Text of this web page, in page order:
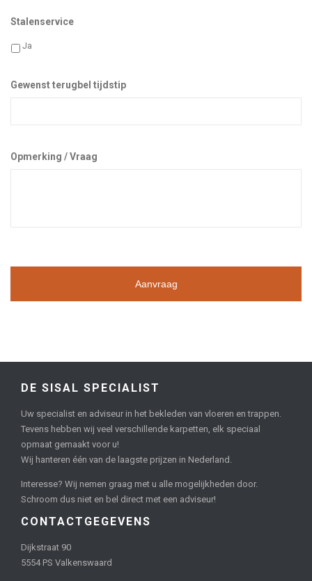
Stalenservice
Ja
Gewenst terugbel tijdstip
Opmerking / Vraag
DE SISAL SPECIALIST
Uw specialist en adviseur in het bekleden van vloeren en trappen.
Tevens hebben wij veel verschillende karpetten, elk speciaal
opmaat gemaakt voor u!
Wij hanteren één van de laagste prijzen in Nederland.
Interesse? Wij nemen graag met u alle mogelijkheden door.
Schroom dus niet en bel direct met een adviseur!
CONTACTGEGEVENS
Dijkstraat 90
5554 PS Valkenswaard